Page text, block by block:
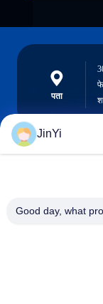
पता
JinYi
Good day, what